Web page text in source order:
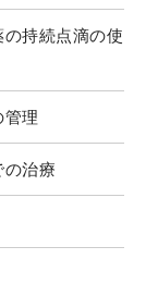
持続点滴の使
理
治療